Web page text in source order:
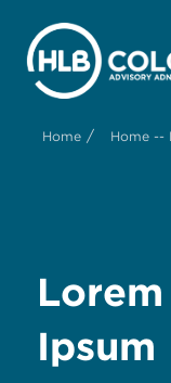
Home / Home --
Ipsum